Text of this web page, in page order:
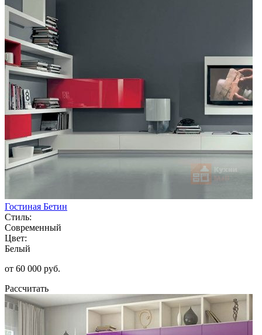
Гостиная Бетин
Стиль:
Современный
Цвет:
Белый
от 60 000 руб.
Рассчитать